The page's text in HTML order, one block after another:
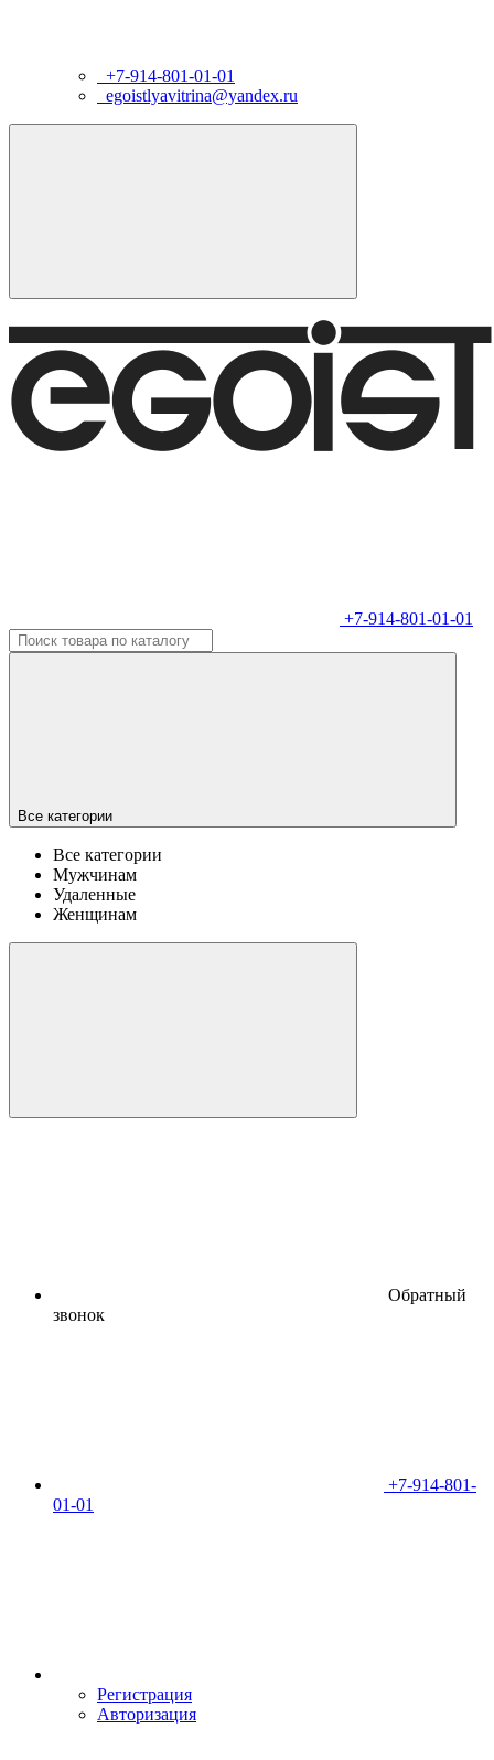
+7-914-801-01-01
egoistlyavitrina@yandex.ru
+7-914-801-01-01
Все категории
Все категории
Мужчинам
Удаленные
Женщинам
Обратный
звонок
+7-914-801-
01-01
Регистрация
Авторизация